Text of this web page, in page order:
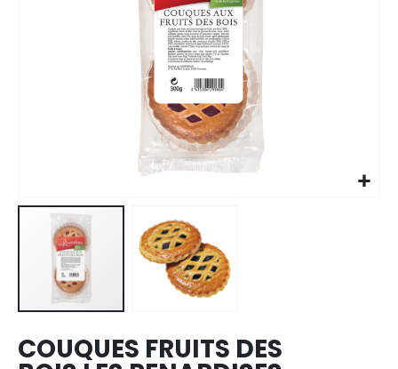
Skip to
beginning
images
gallery
COUQUES FRUITS DES